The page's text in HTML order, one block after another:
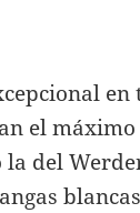
en
el
del